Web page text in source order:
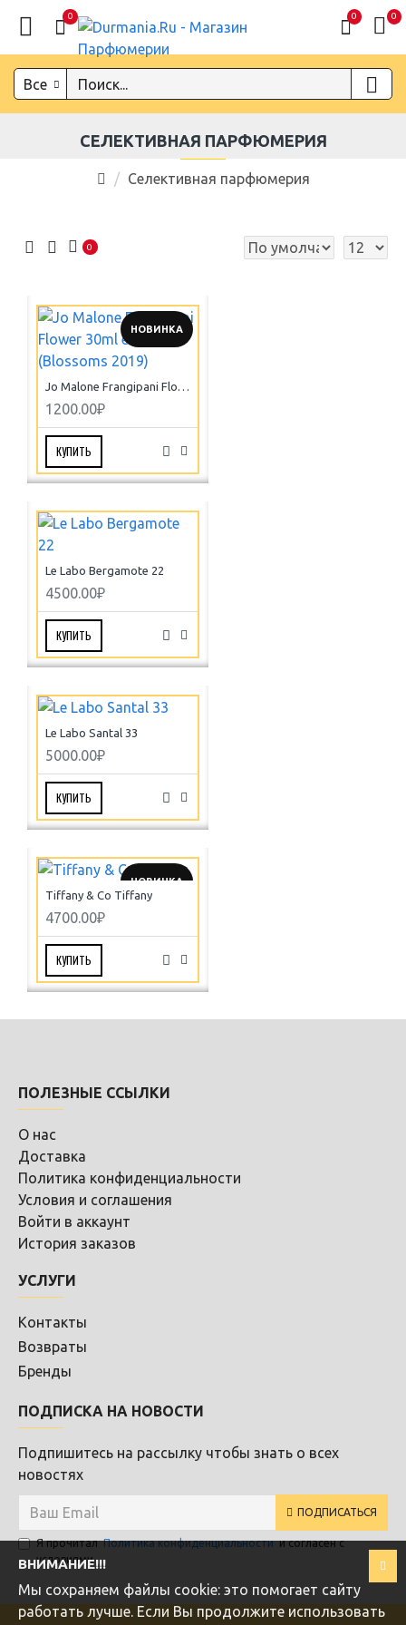
0 0 0
Все
Селективная парфюмерия
СЕЛЕКТИВНАЯ ПАРФЮМЕРИЯ
0
НОВИНКА
Jo Malone Frangipani Flower 30ml edc (Blossoms 2019)
1200.00₽
КУПИТЬ
Le Labo Bergamote 22
4500.00₽
КУПИТЬ
Le Labo Santal 33
5000.00₽
КУПИТЬ
НОВИНКА
Tiffany & Co Tiffany
4700.00₽
КУПИТЬ
ПОЛЕЗНЫЕ ССЫЛКИ
О нас
Доставка
Политика конфиденциальности
Условия и соглашения
Войти в аккаунт
История заказов
УСЛУГИ
Контакты
Возвраты
Бренды
ПОДПИСКА НА НОВОСТИ
Подпишитесь на рассылку чтобы знать о всех
новостях
ПОДПИСАТЬСЯ
Я прочитал Политика конфиденциальности и согласен с
условиями
ВНИМАНИЕ!!!
Мы cохраняем файлы cookie: это помогает сайту
работать лучше. Если Вы продолжите использовать